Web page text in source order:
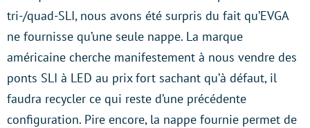
tri-/quad-SLI, nous avons été surpris du fait qu’EVGA
ne fournisse qu’une seule nappe. La marque
américaine cherche manifestement à nous vendre des
ponts SLI à LED au prix fort sachant qu’à défaut, il
faudra recycler ce qui reste d’une précédente
configuration. Pire encore, la nappe fournie permet de